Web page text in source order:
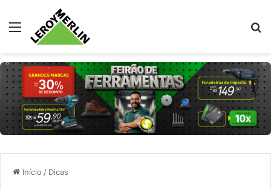
Menu
Início / Dicas